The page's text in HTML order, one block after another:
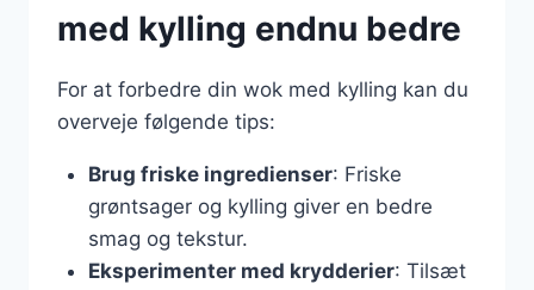
med kylling endnu bedre
For at forbedre din wok med kylling kan du
overveje følgende tips:
Brug friske ingredienser: Friske
grøntsager og kylling giver en bedre
smag og tekstur.
Eksperimenter med krydderier: Tilsæt